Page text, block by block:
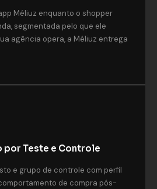
Méliuz enquanto o shopper
segmentada pelo que ele
agência opera, a Méliuz entrega
Teste e Controle
e grupo de controle com perfil
de compra pós-